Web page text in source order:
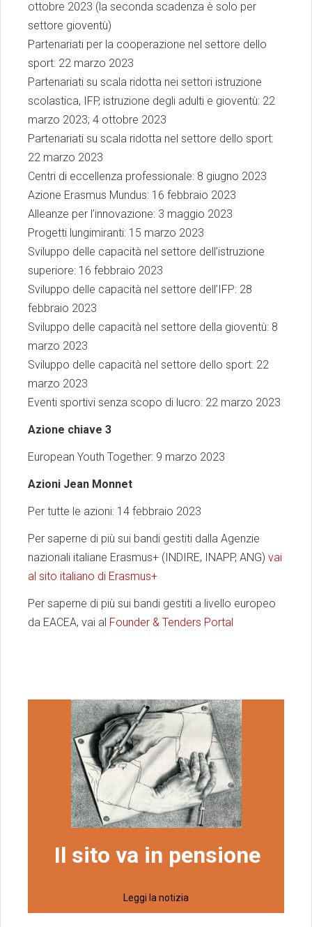
ottobre 2023 (la seconda scadenza è solo per
settore gioventù)
Partenariati per la cooperazione nel settore dello
sport: 22 marzo 2023
Partenariati su scala ridotta nei settori istruzione
scolastica, IFP, istruzione degli adulti e gioventù: 22
marzo 2023; 4 ottobre 2023
Partenariati su scala ridotta nel settore dello sport:
22 marzo 2023
Centri di eccellenza professionale: 8 giugno 2023
Azione Erasmus Mundus: 16 febbraio 2023
Alleanze per l’innovazione: 3 maggio 2023
Progetti lungimiranti: 15 marzo 2023
Sviluppo delle capacità nel settore dell’istruzione
superiore: 16 febbraio 2023
Sviluppo delle capacità nel settore dell’IFP: 28
febbraio 2023
Sviluppo delle capacità nel settore della gioventù: 8
marzo 2023
Sviluppo delle capacità nel settore dello sport: 22
marzo 2023
Eventi sportivi senza scopo di lucro: 22 marzo 2023
Azione chiave 3
European Youth Together: 9 marzo 2023
Azioni Jean Monnet
Per tutte le azioni: 14 febbraio 2023
Per saperne di più sui bandi gestiti dalla Agenzie
nazionali italiane Erasmus+ (INDIRE, INAPP, ANG) vai
al sito italiano di Erasmus+
Per saperne di più sui bandi gestiti a livello europeo
da EACEA, vai al Founder & Tenders Portal
Il sito va in pensione
Leggi la notizia